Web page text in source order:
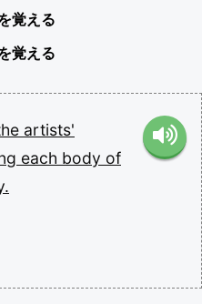
覚える
覚える
artists'
each body of